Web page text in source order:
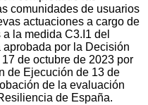
comunidades de usuarios
actuaciones a cargo de
la medida C3.I1 del
por la Decisión
de octubre de 2023 por
de Ejecución de 13 de
de la evaluación
de España.